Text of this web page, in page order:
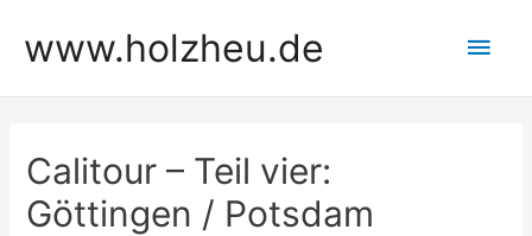
Inhaltwww.holzheu.de
Calitour – Teil vier:
Göttingen / Potsdam